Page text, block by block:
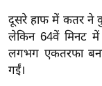
इं
डि
या
सा
दूसरे हाफ में कतर ने
लेकिन 64वें मिनट में
लगभग एकतरफा
गईं।